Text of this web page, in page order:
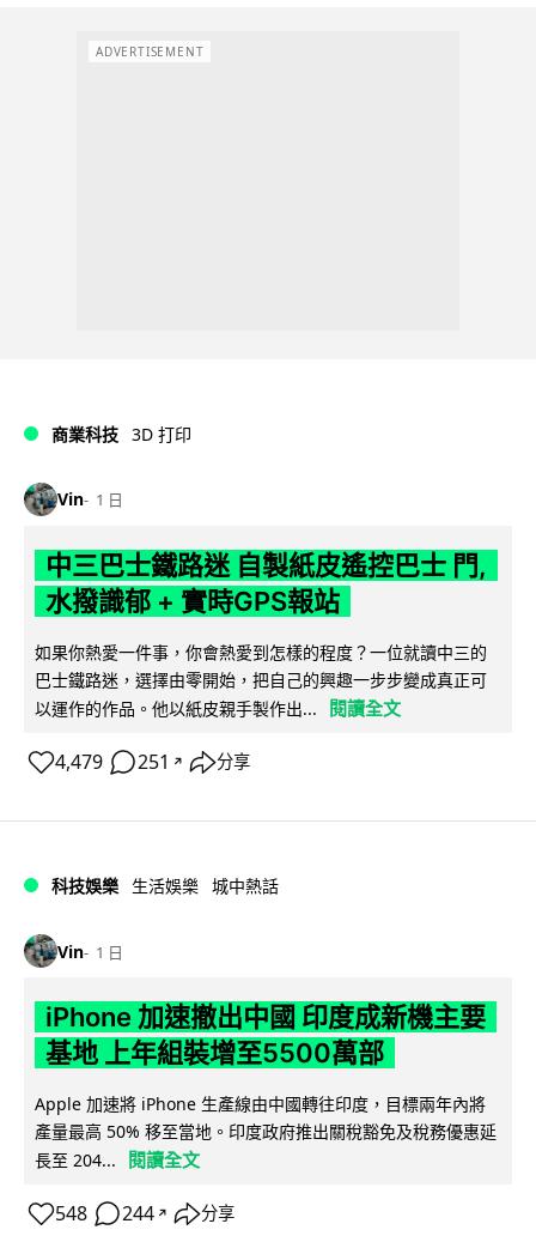
ADVERTISEMENT
商業科技 3D 打印
Vin 1 日
中三巴士鐵路迷 自製紙皮遙控巴士 門,
水撥識郁 + 實時GPS報站
如果你熱愛一件事，你會熱愛到怎樣的程度？一位就讀中三的
巴士鐵路迷，選擇由零開始，把自己的興趣一步步變成真正可
以運作的作品。他以紙皮親手製作出...
閱讀全文
4,479 251 ↗ 分享
科技娛樂 生活娛樂 城中熱話
Vin 1 日
iPhone 加速撤出中國 印度成新機主要
基地 上年組裝增至5500萬部
Apple 加速將 iPhone 生產線由中國轉往印度，目標兩年內將
產量最高 50% 移至當地。印度政府推出關稅豁免及稅務優惠延
長至 204...
閱讀全文
548 244 ↗ 分享